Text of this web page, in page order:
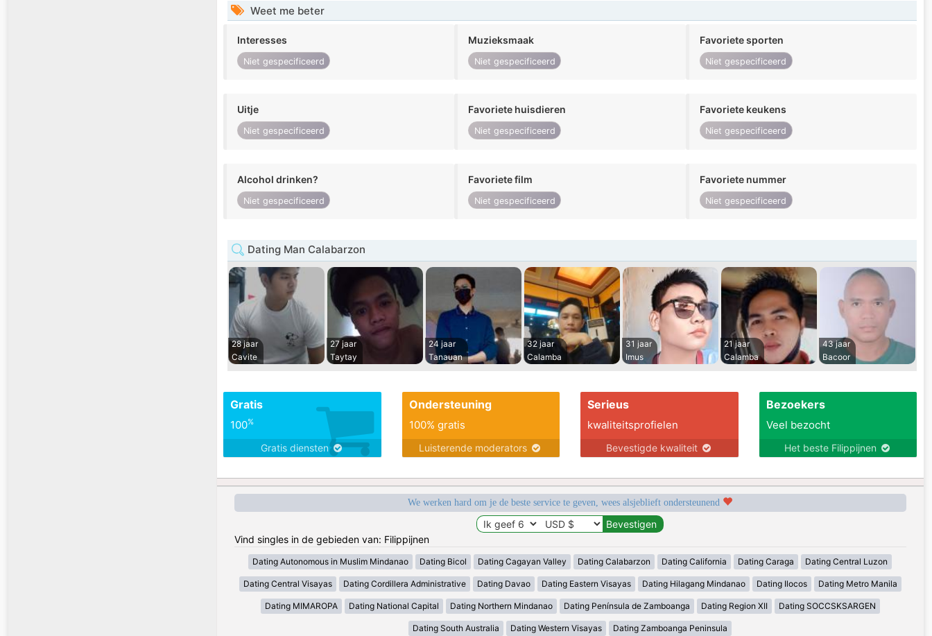
Weet me beter
Interesses
Niet gespecificeerd
Muzieksmaak
Niet gespecificeerd
Favoriete sporten
Niet gespecificeerd
Uitje
Niet gespecificeerd
Favoriete huisdieren
Niet gespecificeerd
Favoriete keukens
Niet gespecificeerd
Alcohol drinken?
Niet gespecificeerd
Favoriete film
Niet gespecificeerd
Favoriete nummer
Niet gespecificeerd
Dating Man Calabarzon
28 jaar
Cavite
27 jaar
Taytay
24 jaar
Tanauan
32 jaar
Calamba
31 jaar
Imus
21 jaar
Calamba
43 jaar
Bacoor
Gratis
100%
Gratis diensten
Ondersteuning
100% gratis
Luisterende moderators
Serieus
kwaliteitsprofielen
Bevestigde kwaliteit
Bezoekers
Veel bezocht
Het beste Filippijnen
We werken hard om je de beste service te geven, wees alsjeblieft ondersteunend
Vind singles in de gebieden van: Filippijnen
Dating Autonomous in Muslim Mindanao Dating Bicol Dating Cagayan Valley Dating Calabarzon Dating California Dating Caraga Dating Central Luzon
Dating Central Visayas Dating Cordillera Administrative Dating Davao Dating Eastern Visayas Dating Hilagang Mindanao Dating Ilocos Dating Metro Manila
Dating MIMAROPA Dating National Capital Dating Northern Mindanao Dating Península de Zamboanga Dating Region XII Dating SOCCSKSARGEN
Dating South Australia Dating Western Visayas Dating Zamboanga Peninsula